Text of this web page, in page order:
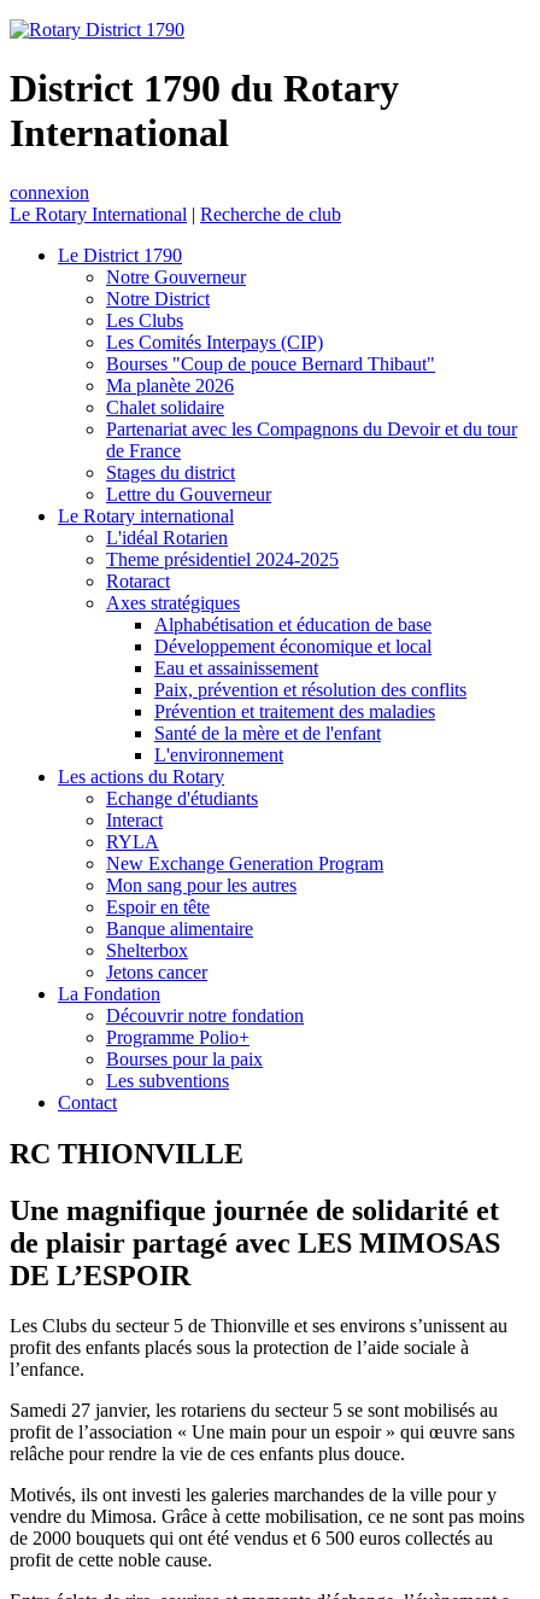
District 1790 du Rotary
International
connexion
Le Rotary International | Recherche de club
Le District 1790
Notre Gouverneur
Notre District
Les Clubs
Les Comités Interpays (CIP)
Bourses "Coup de pouce Bernard Thibaut"
Ma planète 2026
Chalet solidaire
Partenariat avec les Compagnons du Devoir et du tour
de France
Stages du district
Lettre du Gouverneur
Le Rotary international
L'idéal Rotarien
Theme présidentiel 2024-2025
Rotaract
Axes stratégiques
Alphabétisation et éducation de base
Développement économique et local
Eau et assainissement
Paix, prévention et résolution des conflits
Prévention et traitement des maladies
Santé de la mère et de l'enfant
L'environnement
Les actions du Rotary
Echange d'étudiants
Interact
RYLA
New Exchange Generation Program
Mon sang pour les autres
Espoir en tête
Banque alimentaire
Shelterbox
Jetons cancer
La Fondation
Découvrir notre fondation
Programme Polio+
Bourses pour la paix
Les subventions
Contact
RC THIONVILLE
Une magnifique journée de solidarité et
de plaisir partagé avec LES MIMOSAS
DE L’ESPOIR
Les Clubs du secteur 5 de Thionville et ses environs s’unissent au
profit des enfants placés sous la protection de l’aide sociale à
l’enfance.
Samedi 27 janvier, les rotariens du secteur 5 se sont mobilisés au
profit de l’association « Une main pour un espoir » qui œuvre sans
relâche pour rendre la vie de ces enfants plus douce.
Motivés, ils ont investi les galeries marchandes de la ville pour y
vendre du Mimosa. Grâce à cette mobilisation, ce ne sont pas moins
de 2000 bouquets qui ont été vendus et 6 500 euros collectés au
profit de cette noble cause.